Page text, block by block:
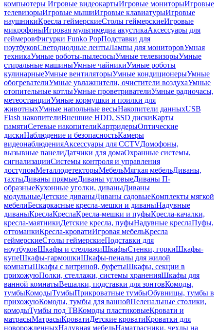
компьютеры Игровые видеокартыИгровые мониторыИгровые
телевизорыИгровые мышиИгровые клавиатурыИгровые
наушникиКресла геймерскиеСтолы геймерскиеИгровые
микрофоныИгровая мультимедиа акустикаАксессуары для
геймеровФигурки Funko PopПодставки для
ноутбуковСветодиодные лентыЛампы для мониторовУмная
техникаУмные роботы-пылесосыУмные телевизорыУмные
стиральные машиныУмные чайникиУмные роботы
кулинарныеУмные вентиляторыУмные кондиционерыУмные
обогревателиУмные увлажнители, очистители воздухаУмные
отопительные котлыУмные проветривателиУмные радиочасы,
метеостанцииУмные кормушки и поилки для
животныхУмные напольные весыНакопители данныхUSB
Flash накопителиВнешние HDD, SSD дискиКарты
памятиСетевые накопителиКартридерыОптические
дискиНаблюдение и безопасностьКамеры
видеонаблюденияАксессуары для CCTVДомофоны,
вызывные панелиДатчики для домаОхранные системы,
сигнализацииСистемы контроля и управления
доступомМеталлодетекторыМебельМягкая мебельДиваны,
тахтыДиваны прямыеДиваны угловыеДиваны П-
образныеКухонные уголки, диваныДиваны
модульныеДетские диваныДиваны садовыеКомплекты мягкой
мебелиБескаркасные кресла-мешки и диваныНадувные
диваныКреслаКреслаКресла-мешки и пуфыКресла-качалки,
кресла-маятникиДетские кресла, пуфыНадувные креслаПуфы,
оттоманкиКресла-кроватиИгровая мебельКресла
геймерскиеСтолы геймерскиеПодставки для
ноутбуковШкафы и стеллажиШкафыСтенки, горкиШкафы-
купеШкафы-гармошкиШкафы-пеналы для жилой
комнатыШкафы с витриной, буфетыШкафы, секции в
прихожуюПолки, стеллажи, системы храненияШкафы для
ванной комнатыВешалки, подставки для зонтовКомоды,
тумбыКомодыТумбыПрикроватные тумбыОбувницы, тумбы в
прихожуюКомоды, тумбы для ваннойПеленальные столики,
комодыТумбы под ТВКомоды пластиковыеКровати и
матрасыМатрасыКроватиДетские кроватиКроватки для
новорожденныхНадувная мебельНаматрасники, чехлы на